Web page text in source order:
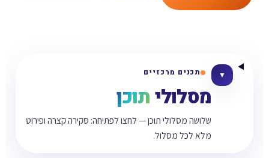
▼ תכנים מרכזיים
מסלוליתוכן
שלושה מסלולי תוכן — לחצו לפתיחה: סקירה קצרה ופירוט
מלא לכל מסלול.